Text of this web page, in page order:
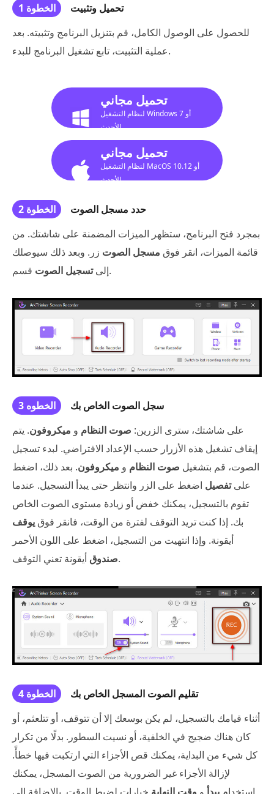
الخطوة 1
تحميل وتثبيت
للحصول على الوصول الكامل، قم بتنزيل البرنامج وتثبيته. بعد
عملية التثبيت، تابع تشغيل البرنامج للبدء.
تحميل مجاني
لنظام التشغيل Windows 7 أو
الأحدث
تحميل مجاني
لنظام التشغيل MacOS 10.12 أو
الأحدث
الخطوة 2
حدد مسجل الصوت
بمجرد فتح البرنامج، ستظهر الميزات المضمنة على شاشتك. من
قائمة الميزات، انقر فوق مسجل الصوت زر. وبعد ذلك سيوصلك
إلىتسجيل الصوت قسم.
الخطوه 3
سجل الصوت الخاص بك
على شاشتك، سترى الزرين: صوت النظام و ميكروفون. يتم
إيقاف تشغيل هذه الأزرار حسب الإعداد الافتراضي. لبدء تسجيل
الصوت، قم بتشغيل صوت النظام و ميكروفون. بعد ذلك، اضغط
علىتفصيل اضغط على الزر وانتظر حتى يبدأ التسجيل. عندما
تقوم بالتسجيل، يمكنك خفض أو زيادة مستوى الصوت الخاص
بك. إذا كنت تريد التوقف لفترة من الوقت، فانقر فوقيوقف
أيقونة. وإذا انتهيت من التسجيل، اضغط على اللون الأحمر
صندوقأيقونة تعني التوقف.
الخطوة 4
تقليم الصوت المسجل الخاص بك
أثناء قيامك بالتسجيل، لم يكن بوسعك إلا أن تتوقف، أو تتلعثم، أو
كان هناك ضجيج في الخلفية، أو نسيت السطور. بدلًا من تكرار
كل شيء من البداية، يمكنك قص الأجزاء التي ارتكبت فيها خطأً.
لإزالة الأجزاء غير الضرورية من الصوت المسجل، يمكنك